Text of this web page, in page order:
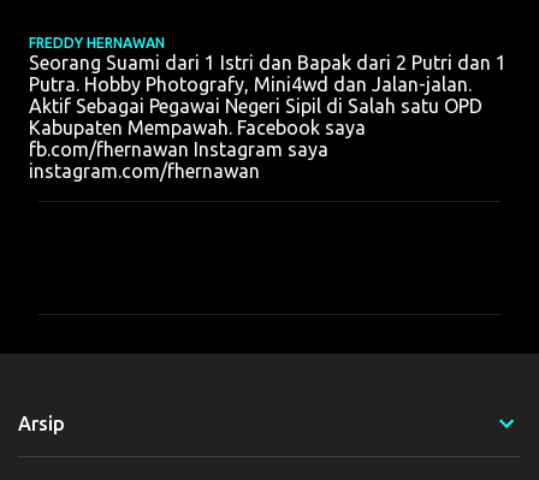
FREDDY HERNAWAN
Seorang Suami dari 1 Istri dan Bapak dari 2 Putri dan 1
Putra. Hobby Photografy, Mini4wd dan Jalan-jalan.
Aktif Sebagai Pegawai Negeri Sipil di Salah satu OPD
Kabupaten Mempawah. Facebook saya
fb.com/fhernawan Instagram saya
instagram.com/fhernawan
Arsip